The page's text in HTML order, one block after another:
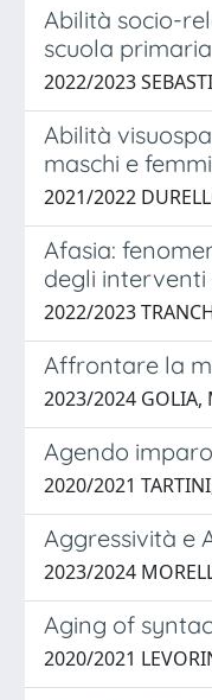
Abilità socio-
scuola primaria
2022/2023
Abilità
maschi e
2021/2022
Afasia:
degli
2022/2023
Affrontare la
2023/2024 GOLIA,
Agendo
2020/2021
Aggressività e
2023/2024
Aging of
2020/2021